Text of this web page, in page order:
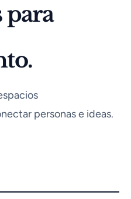
para
personas e ideas.